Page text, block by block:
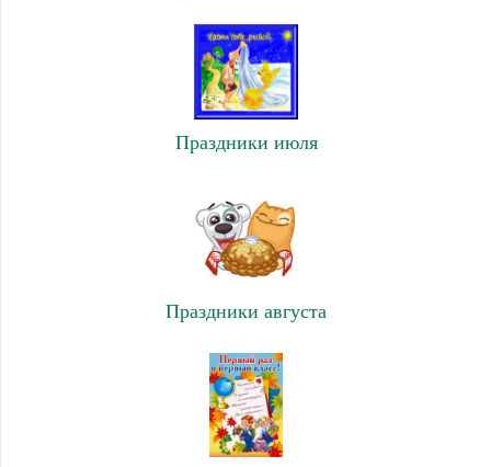
Праздники июля
Праздники августа